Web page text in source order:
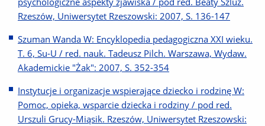
Rzeszów, Uniwersytet Rzeszowski: 2007, S. 136-147
Szuman Wanda W: Encyklopedia pedagogiczna XXI wieku.
T. 6, Su-U / red. nauk. Tadeusz Pilch. Warszawa, Wydaw.
Akademickie "Żak": 2007, S. 352-354
Instytucje i organizacje wspierające dziecko i rodzinę W:
Pomoc, opieka, wsparcie dziecka i rodziny / pod red.
Urszuli Grucy-Miąsik. Rzeszów, Uniwersytet Rzeszowski: